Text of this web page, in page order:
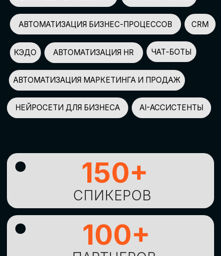
ПАРТНЕРОВ
100+
УЧАСТНИКОВ
2500+
GLOBAL TECH FORUM –
ИЗУЧЕНИЯНОВЫХ
ТЕХНОЛОГИЙИ
СТРАТЕГИЧЕСКИХ
ПОДХОДОВ К ЦИФРОВОЙ
ТРАНСФОРМАЦИИ
БИЗНЕСА